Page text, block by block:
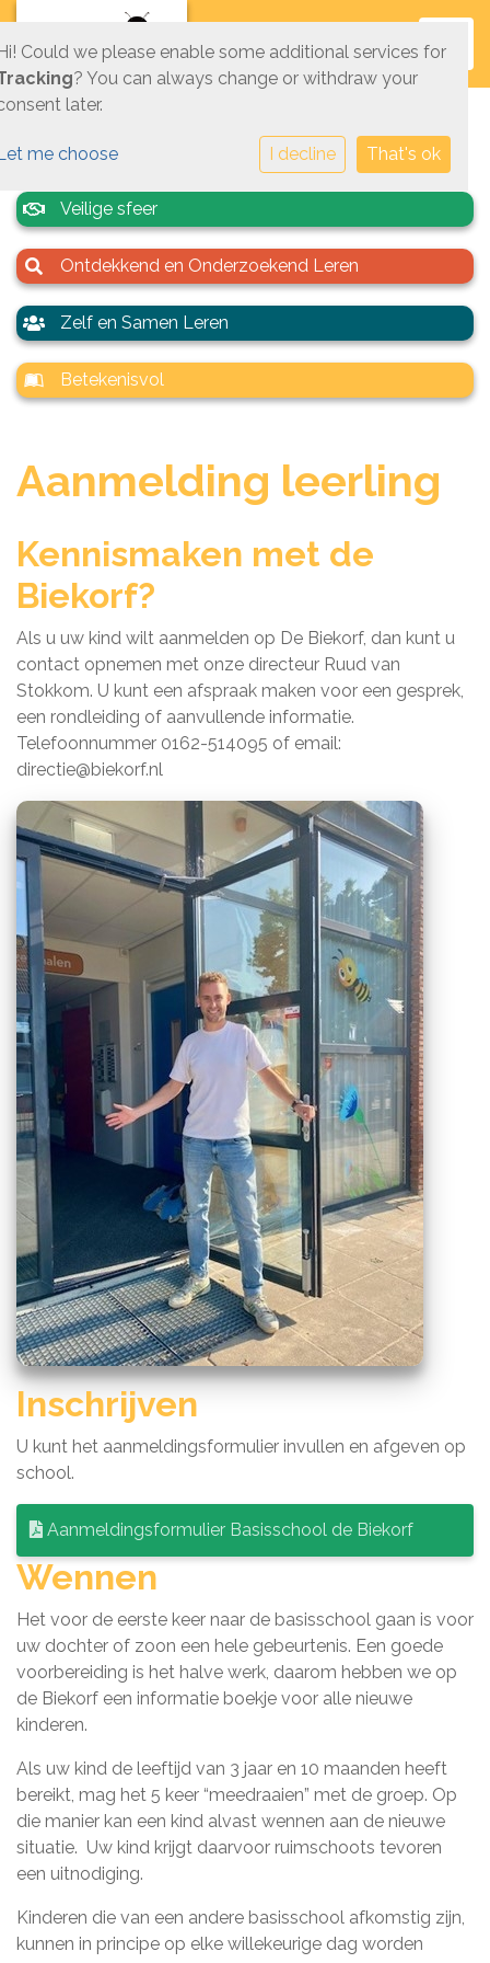
Veilige sfeer
Ontdekkend en Onderzoekend Leren
Zelf en Samen Leren
Betekenisvol
Aanmelding leerling
Kennismaken met de
Biekorf?
Als u uw kind wilt aanmelden op De Biekorf, dan kunt u
contact opnemen met onze directeur Ruud van
Stokkom. U kunt een afspraak maken voor een gesprek,
een rondleiding of aanvullende informatie.
Telefoonnummer 0162-514095 of email:
directie@biekorf.nl
Inschrijven
U kunt het aanmeldingsformulier invullen en afgeven op
school.
Aanmeldingsformulier Basisschool de Biekorf
Wennen
Het voor de eerste keer naar de basisschool gaan is voor
uw dochter of zoon een hele gebeurtenis. Een goede
voorbereiding is het halve werk, daarom hebben we op
de Biekorf een informatie boekje voor alle nieuwe
kinderen.
Als uw kind de leeftijd van 3 jaar en 10 maanden heeft
bereikt, mag het 5 keer “meedraaien” met de groep. Op
die manier kan een kind alvast wennen aan de nieuwe
situatie. Uw kind krijgt daarvoor ruimschoots tevoren
een uitnodiging.
Kinderen die van een andere basisschool afkomstig zijn,
kunnen in principe op elke willekeurige dag worden
Could we please enable some additional services for
? You can always change or withdraw your
later.
me choose I decline That's ok